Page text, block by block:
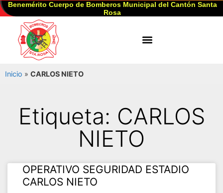
Benemérito Cuerpo de Bomberos Municipal del Cantón Santa
Rosa
Inicio » CARLOS NIETO
Etiqueta: CARLOS
NIETO
OPERATIVO SEGURIDAD ESTADIO
CARLOS NIETO